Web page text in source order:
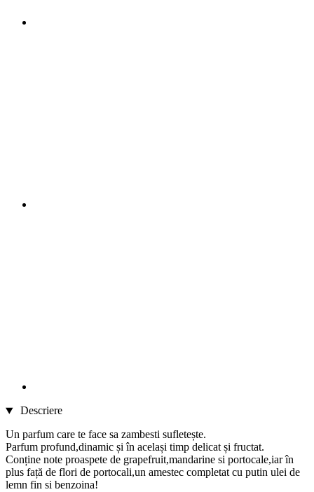
Descriere
Un parfum care te face sa zambesti sufletește.
Parfum profund,dinamic și în același timp delicat și fructat.
Conține note proaspete de grapefruit,mandarine si portocale,iar în
plus față de flori de portocali,un amestec completat cu putin ulei de
lemn fin si benzoina!